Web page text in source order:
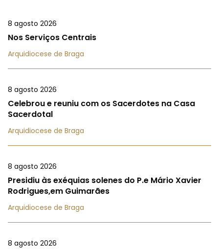
8 agosto 2026
Nos Serviços Centrais
Arquidiocese de Braga
8 agosto 2026
Celebrou e reuniu com os Sacerdotes na Casa
Sacerdotal
Arquidiocese de Braga
8 agosto 2026
Presidiu às exéquias solenes do P.e Mário Xavier
Rodrigues,em Guimarães
Arquidiocese de Braga
8 agosto 2026